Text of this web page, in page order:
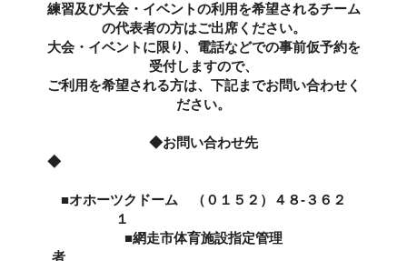
練習及び大会・イベントの利用を希望されるチーム
の代表者の方はご出席ください。
大会・イベントに限り、電話などでの事前仮予約を
受付しますので、
ご利用を希望される方は、下記までお問い合わせく
ださい。
◆お問い合わせ先
◆
■オホーツクドーム （０１５２）４８-３６２
１
■網走市体育施設指定管理
者